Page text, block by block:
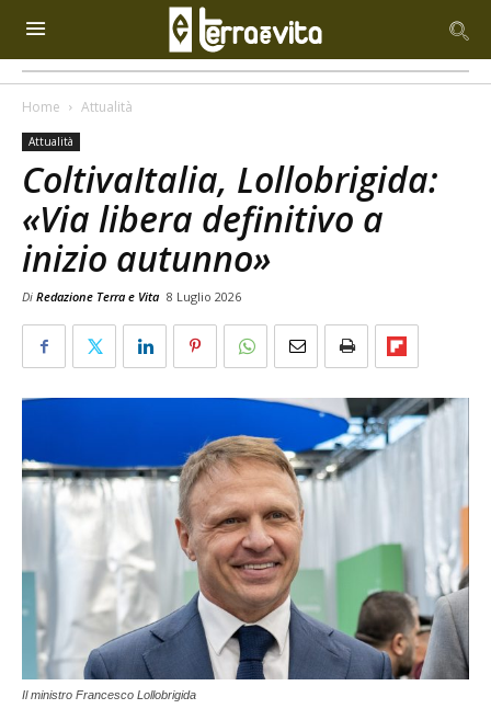
Home Attualità
Attualità
ColtivaItalia, Lollobrigida:
«Via libera definitivo a
inizio autunno»
Di Redazione Terra e Vita 8 Luglio 2026
Il ministro Francesco Lollobrigida